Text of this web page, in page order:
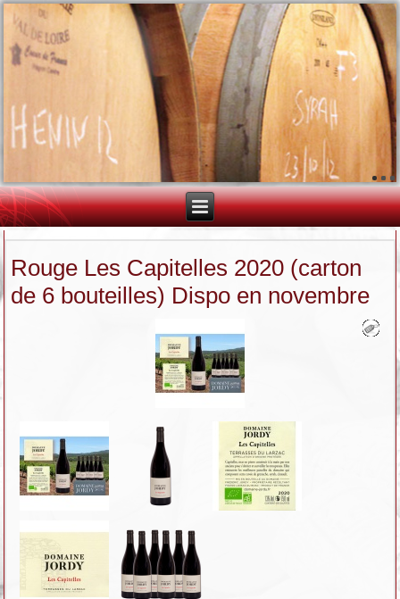
Rouge Les Capitelles 2020 (carton
de 6 bouteilles) Dispo en novembre